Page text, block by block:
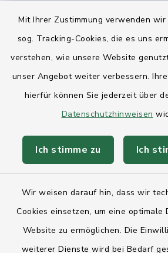
Mit Ihrer Zustimmung verwenden
sog. Tracking-Cookies, die es uns
verstehen, wie unsere Website
unser Angebot weiter verbessern.
hierfür können Sie jederzeit über
Datenschutzhinweisen
Ich stimme zu Ich
Wir weisen darauf hin, dass wir
Cookies einsetzen, um eine
Website zu ermöglichen. Die
weiterer Dienste wird bei Bedarf
Ihre Behördennummer 115
Landesregierung
AktivRegion Mittelholstein
Anfahrt